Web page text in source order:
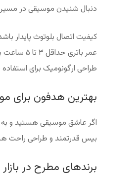
دنبال شنیدن موسیقی در مسیر
کیفیت اتصال بلوتوث پایدار
عمر باتری حداقل ۳ تا ۵ ساعت باشد.
طراحی ارگونومیک برای
بهترین هدفون برای
اگر عاشق موسیقی هستید و
بیس قدرتمند و طراحی راحت
برندهای مطرح در